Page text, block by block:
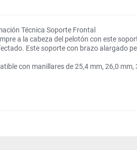
Técnica Soporte Frontal
a la cabeza del pelotón con este
Este soporte con brazo alargado
con manillares de 25,4 mm, 26,0